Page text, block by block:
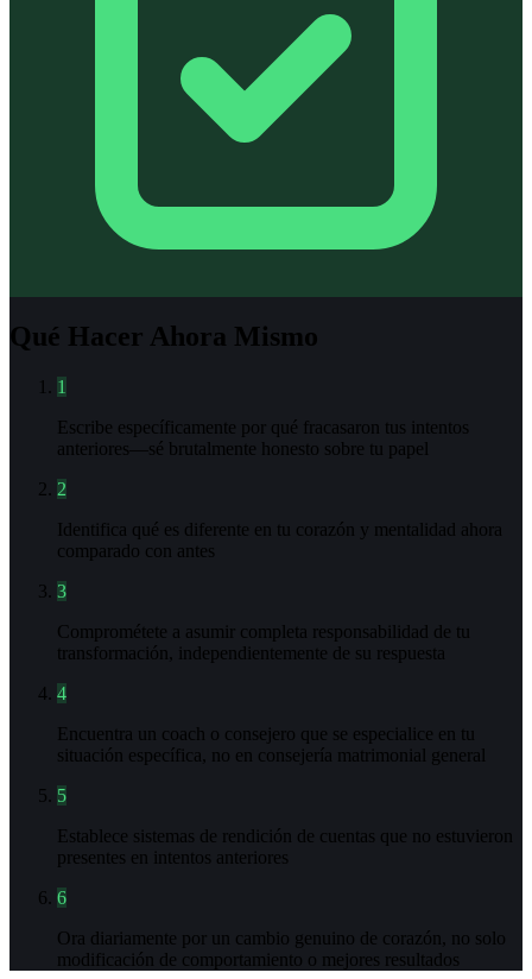
Qué Hacer Ahora Mismo
1
Escribe específicamente por qué fracasaron tus intentos
anteriores—sé brutalmente honesto sobre tu papel
2
Identifica qué es diferente en tu corazón y mentalidad ahora
comparado con antes
3
Comprométete a asumir completa responsabilidad de tu
transformación, independientemente de su respuesta
4
Encuentra un coach o consejero que se especialice en tu
situación específica, no en consejería matrimonial general
5
Establece sistemas de rendición de cuentas que no estuvieron
presentes en intentos anteriores
6
Ora diariamente por un cambio genuino de corazón, no solo
modificación de comportamiento o mejores resultados